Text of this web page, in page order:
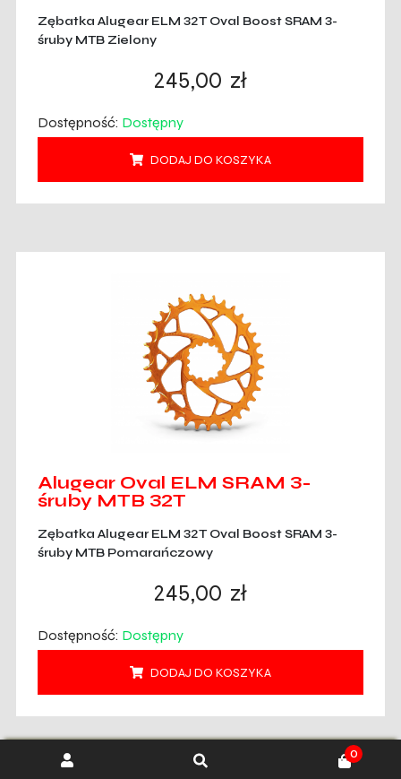
0
Zębatka Alugear ELM 32T Oval Boost SRAM 3-
śruby MTB Zielony
245,00 zł
Dostępność: Dostępny
DODAJ DO KOSZYKA
Alugear Oval ELM SRAM 3-
śruby MTB 32T
Zębatka Alugear ELM 32T Oval Boost SRAM 3-
śruby MTB Pomarańczowy
245,00 zł
Dostępność: Dostępny
DODAJ DO KOSZYKA